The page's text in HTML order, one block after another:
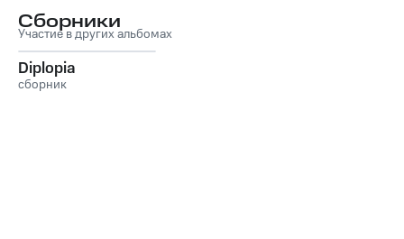
Сборники
Участие в других альбомах
Diplopia
сборник